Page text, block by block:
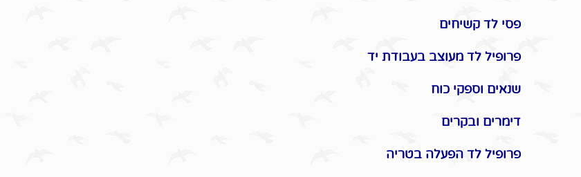
פסי לד קשיחים
פרופיל לד מעוצב בעבודת יד
שנאים וספקי כוח
דימרים ובקרים
פרופיל לד הפעלה בטריה